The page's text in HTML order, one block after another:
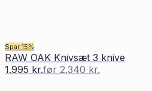
Spar 15%
RAW OAK Knivsæt 3 knive
1.995 kr.før 2.340 kr.